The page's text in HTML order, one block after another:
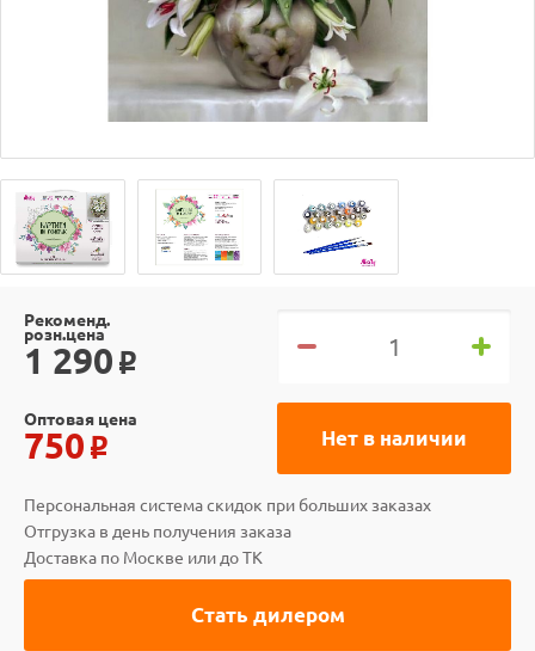
Рекоменд.
розн.цена
1 290 o
Нет в наличии
Оптовая цена
750 o
Персональная система скидок при больших заказах
Отгрузка в день получения заказа
Доставка по Москве или до ТК
Стать дилером